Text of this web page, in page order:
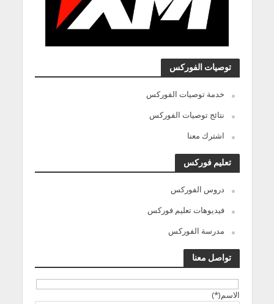
توصيات الفوركس
خدمة توصيات الفوركس
نتائج توصيات الفوركس
اشترك معنا
تعليم فوركس
دروس الفوركس
فيديوهات تعليم فوركس
مدرسة الفوركس
تواصل معنا
الاسم(*)